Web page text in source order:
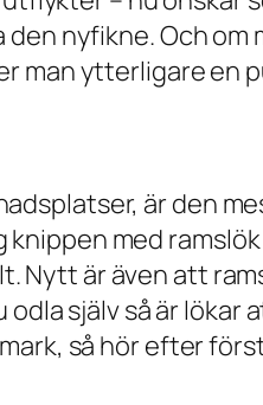
nyfikne. Och om
man ytterligare en
är den
med
Nytt är även att
odla själv så är lökar
så hör efter